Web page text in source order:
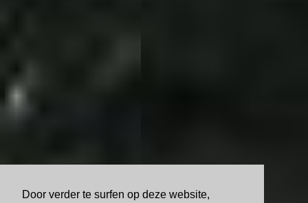
Door verder te surfen op deze website,